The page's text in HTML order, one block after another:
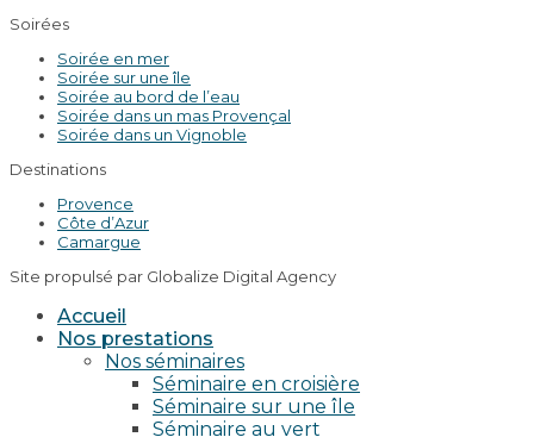
Soirées
Soirée en mer
Soirée sur une île
Soirée au bord de l’eau
Soirée dans un mas Provençal
Soirée dans un Vignoble
Destinations
Provence
Côte d’Azur
Camargue
Site propulsé par Globalize Digital Agency
Accueil
Nos prestations
Nos séminaires
Séminaire en croisière
Séminaire sur une île
Séminaire au vert